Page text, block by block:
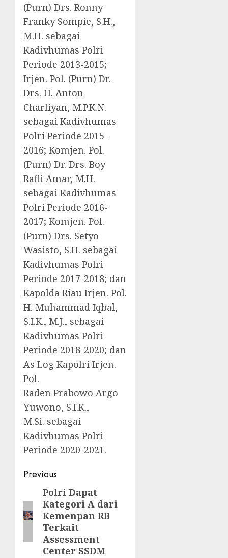
(Purn) Drs. Ronny
Franky Sompie, S.H.,
M.H. sebagai
Kadivhumas Polri
Periode 2013-2015;
Irjen. Pol. (Purn) Dr.
Drs. H. Anton
Charliyan, M.P.K.N.
sebagai Kadivhumas
Polri Periode 2015-
2016; Komjen. Pol.
(Purn) Dr. Drs. Boy
Rafli Amar, M.H.
sebagai Kadivhumas
Polri Periode 2016-
2017; Komjen. Pol.
(Purn) Drs. Setyo
Wasisto, S.H. sebagai
Kadivhumas Polri
Periode 2017-2018; dan
Kapolda Riau Irjen. Pol.
H. Muhammad Iqbal,
S.I.K., M.J., sebagai
Kadivhumas Polri
Periode 2018-2020; dan
As Log Kapolri Irjen.
Pol.
Raden Prabowo Argo
Yuwono, S.I.K.,
M.Si. sebagai
Kadivhumas Polri
Periode 2020-2021.
Previous
Polri Dapat
Kategori A dari
Kemenpan RB
Terkait
Assessment
Center SSDM